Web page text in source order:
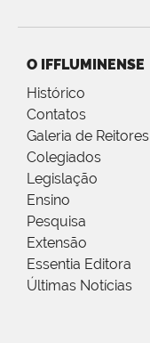
O IFFLUMINENSE
Histórico
Contatos
Galeria de Reitores
Colegiados
Legislação
Ensino
Pesquisa
Extensão
Essentia Editora
Últimas Notícias